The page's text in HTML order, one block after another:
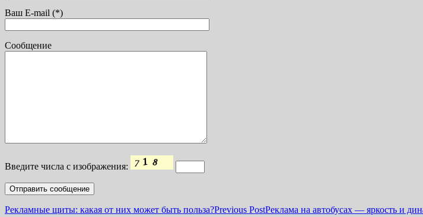
Ваш E-mail (*)
Сообщение
Введите числа с изображения:
Рекламные щиты: какая от них может быть польза?Previous PostРеклама на автобусах — яркость и